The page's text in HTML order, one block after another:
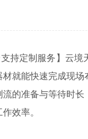
持定制服务】云境
就能快速完成现场
的准备与等待时
效率。